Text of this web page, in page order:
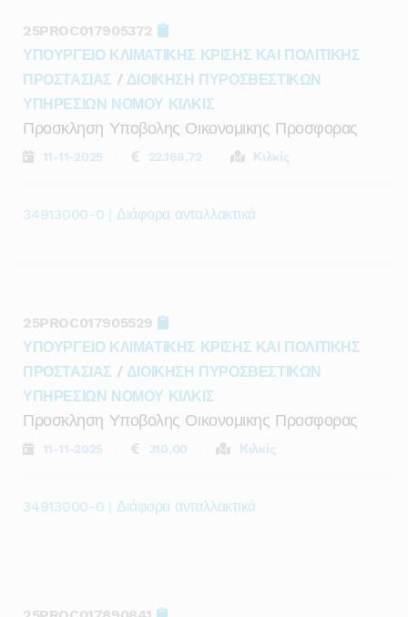
25PROC017905372
ΥΠΟΥΡΓΕΙΟ ΚΛΙΜΑΤΙΚΗΣ ΚΡΙΣΗΣ ΚΑΙ ΠΟΛΙΤΙΚΗΣ
ΠΡΟΣΤΑΣΙΑΣ / ΔΙΟΙΚΗΣΗ ΠΥΡΟΣΒΕΣΤΙΚΩΝ
ΥΠΗΡΕΣΙΩΝ ΝΟΜΟΥ ΚΙΛΚΙΣ
Προσκληση Υποβολης Οικονομικης Προσφορας
11-11-2025 22.168,72 Κιλκίς
34913000-0 | Διάφορα ανταλλακτικά
25PROC017905529
ΥΠΟΥΡΓΕΙΟ ΚΛΙΜΑΤΙΚΗΣ ΚΡΙΣΗΣ ΚΑΙ ΠΟΛΙΤΙΚΗΣ
ΠΡΟΣΤΑΣΙΑΣ / ΔΙΟΙΚΗΣΗ ΠΥΡΟΣΒΕΣΤΙΚΩΝ
ΥΠΗΡΕΣΙΩΝ ΝΟΜΟΥ ΚΙΛΚΙΣ
Προσκληση Υποβολης Οικονομικης Προσφορας
11-11-2025 310,00 Κιλκίς
34913000-0 | Διάφορα ανταλλακτικά